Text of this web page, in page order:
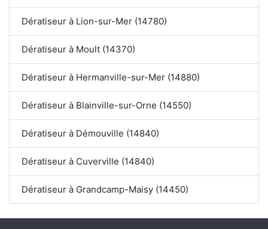
Dératiseur à Lion-sur-Mer (14780)
Dératiseur à Moult (14370)
Dératiseur à Hermanville-sur-Mer (14880)
Dératiseur à Blainville-sur-Orne (14550)
Dératiseur à Démouville (14840)
Dératiseur à Cuverville (14840)
Dératiseur à Grandcamp-Maisy (14450)